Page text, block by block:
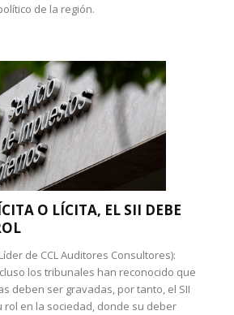
de la región.
O LÍCITA, EL SII DEBE
de CCL Auditores Consultores):
los tribunales han reconocido que
deben ser gravadas, por tanto, el SII
rol en la sociedad, donde su deber